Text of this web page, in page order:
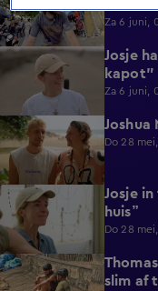
Za 6 juni,
Josje
kapot"
Za 6 juni,
0:28 Joshua
Do 28
0:59
Josje
huis”
Do 28
0:41
slim af